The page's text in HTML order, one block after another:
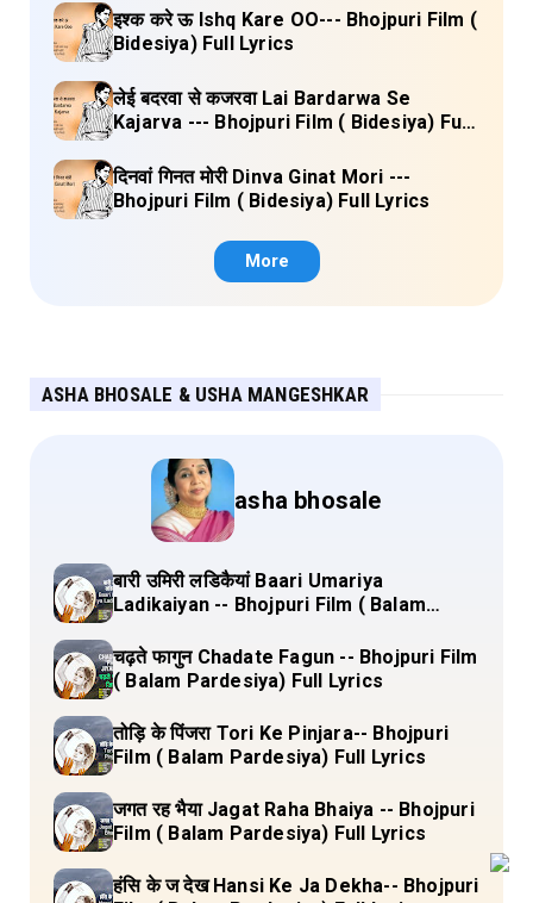
इश्क करे ऊ Ishq Kare OO--- Bhojpuri Film (
Bidesiya) Full Lyrics
लेई बदरवा से कजरवा Lai Bardarwa Se
Kajarva --- Bhojpuri Film ( Bidesiya) Full
दिनवां गिनत मोरी Dinva Ginat Mori ---
Bhojpuri Film ( Bidesiya) Full Lyrics
More
ASHA BHOSALE & USHA MANGESHKAR
asha bhosale
बारी उमिरी लडिकैयां Baari Umariya
Ladikaiyan -- Bhojpuri Film ( Balam
चढ़ते फागुन Chadate Fagun -- Bhojpuri Film
( Balam Pardesiya) Full Lyrics
तोड़ि के पिंजरा Tori Ke Pinjara-- Bhojpuri
Film ( Balam Pardesiya) Full Lyrics
जगत रह भैया Jagat Raha Bhaiya -- Bhojpuri
Film ( Balam Pardesiya) Full Lyrics
हंसि के ज देख Hansi Ke Ja Dekha-- Bhojpuri